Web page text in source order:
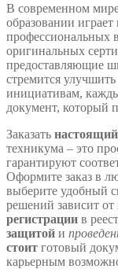
В современном
образовании
профессиональных
оригинальных
предоставляющие
стремится
инициативам,
документ, который
Заказать
техникума – это
гарантируют
Оформите заказ в
выберите удобный
решений зависит
регистрации в
защитой и
стоит готовый
карьерным